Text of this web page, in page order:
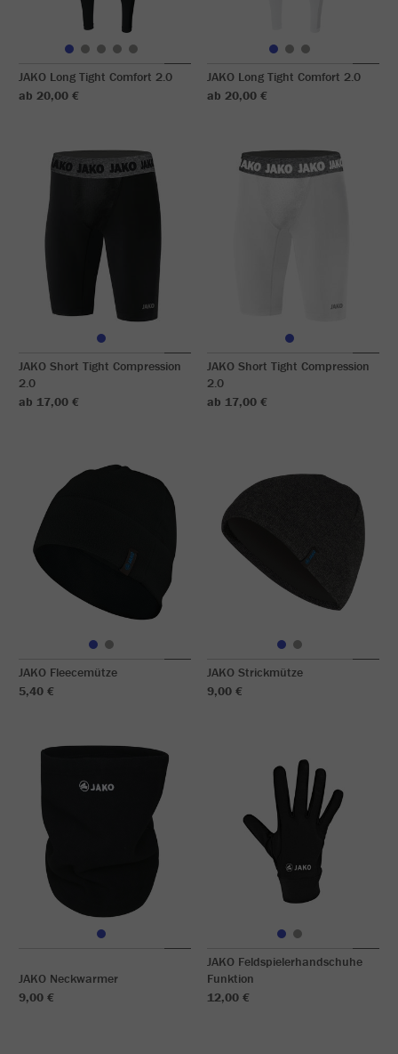
JAKO Long Tight Comfort 2.0
ab 20,00 €
JAKO Long Tight Comfort 2.0
ab 20,00 €
JAKO Short Tight Compression
2.0
ab 17,00 €
JAKO Short Tight Compression
2.0
ab 17,00 €
JAKO Fleecemütze
5,40 €
JAKO Strickmütze
9,00 €
JAKO Neckwarmer
9,00 €
JAKO Feldspielerhandschuhe
Funktion
12,00 €